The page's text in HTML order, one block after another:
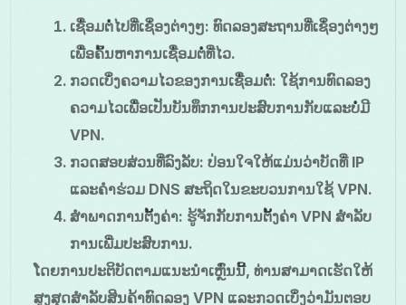
ເຊື່ອມຕໍ່ໄປທີ່ເຊິ່ອງຕ່າງໆ: ທົດລອງສະຖານທີ່ເຊິ່ອງຕ່າງໆ
ເພື່ອຄົ້ນຫາການເຊື່ອມຕໍ່ທີ່ໄວ.
ກວດເບິ່ງຄວາມໄວຂອງການເຊື່ອມຕໍ່: ໃຊ້ການທົດລອງ
ຄວາມໄວເພື່ອເປັນບັນທຶກການປະສົບການກັບແລະບໍ່ມີ
VPN.
ກວດສອບສ່ວນທີ່ລົງລັບ: ປ່ອນໃຈໃຫ້ແມ່ນວ່າບັດທີ່ IP
ແລະຄຳຮ່ວມ DNS ສະຖິດໃນຂະບວນການໃຊ້ VPN.
ສຳພາດການຕັ້ງຄ່າ: ຮູ້ຈັກກັບການຕັ້ງຄ່າ VPN ສໍາລັບ
ການເພີ່ມປະສົບການ.
ໂດຍການປະຕິບັດຕາມແນະນຳເຫຼົ່ນນີ້, ທ່ານສາມາດເຮັດໃຫ້
ສູງສຸດສໍາລັບສິນຄ້າທົດລອງ VPN ແລະກວດເບິ່ງວ່າມັນຕອບ